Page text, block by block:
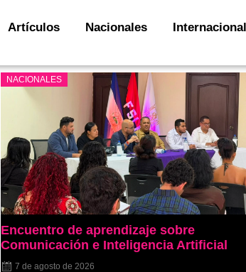
Artículos Nacionales
NACIONALES
Encuentro de aprendizaje sobre
Comunicación e Inteligencia Artificial
7 de agosto de 2026